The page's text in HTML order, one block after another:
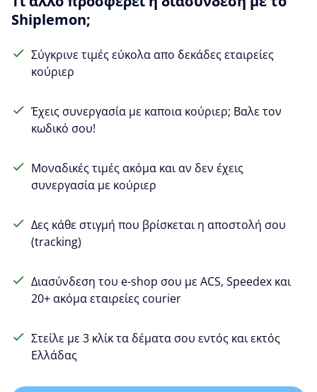
Shiplemon;
Σύγκρινε τιμές εύκολα απο δεκάδες εταιρείες
κούριερ
Έχεις συνεργασία με καποια κούριερ; Βαλε τον
κωδικό σου!
Μοναδικές τιμές ακόμα και αν δεν έχεις
συνεργασία με κούριερ
Δες κάθε στιγμή που βρίσκεται η αποστολή σου
(tracking)
Διασύνδεση του e-shop σου με ACS, Speedex και
20+ ακόμα εταιρείες courier
Στείλε με 3 κλίκ τα δέματα σου εντός και εκτός
Ελλάδας